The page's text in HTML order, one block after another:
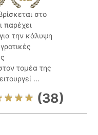
στο
παρέχει
την κάλυψη
τομέα της
...
(38)